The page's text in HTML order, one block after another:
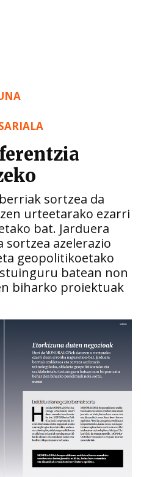
sortzea da
urteetarako ezarri
bat. Jarduera
sortzea azelerazio
geopolitikoetako
batean non
biharko proiektuak